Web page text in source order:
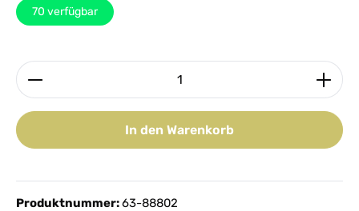
70 verfügbar
Produkt Anzahl: Gib den gewünschten Wert ein
In den Warenkorb
Produktnummer:63-88802